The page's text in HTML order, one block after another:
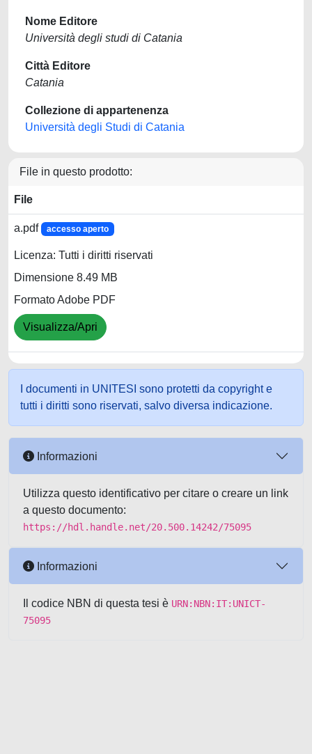
Nome Editore
Università degli studi di Catania
Città Editore
Catania
Collezione di appartenenza
Università degli Studi di Catania
File in questo prodotto:
File
a.pdf accesso aperto
Licenza: Tutti i diritti riservati
Dimensione 8.49 MB
Formato Adobe PDF
Visualizza/Apri
I documenti in UNITESI sono protetti da copyright e
tutti i diritti sono riservati, salvo diversa indicazione.
Informazioni
Utilizza questo identificativo per citare o creare un link
a questo documento:
https://hdl.handle.net/20.500.14242/75095
Informazioni
Il codice NBN di questa tesi è URN:NBN:IT:UNICT-
75095